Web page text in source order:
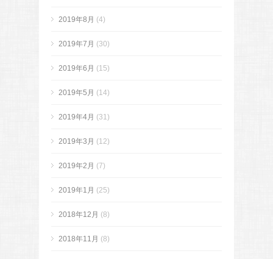
2019年8月 (4)
2019年7月 (30)
2019年6月 (15)
2019年5月 (14)
2019年4月 (31)
2019年3月 (12)
2019年2月 (7)
2019年1月 (25)
2018年12月 (8)
2018年11月 (8)